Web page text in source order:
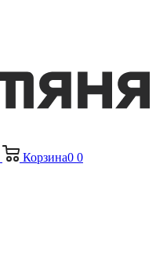
Корзина0 0